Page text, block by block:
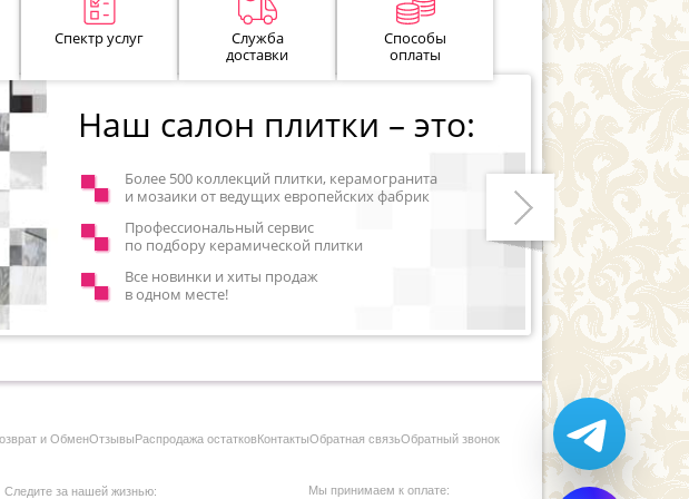
Спектр услуг
Служба
доставки
Способы
оплаты
Наш салон плитки – это:
Более 500 коллекций плитки, керамогранита
и мозаики от ведущих европейских фабрик
Профессиональный сервис
по подбору керамической плитки
Все новинки и хиты продаж
в одном месте!
Следующий
и ОбменОтзывыРаспродажа остатковКонтактыОбратная связьОбратный звонок
Следите за нашей жизнью: Мы принимаем к оплате: